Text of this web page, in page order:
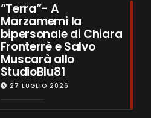
“Terra”- A
Marzamemi la
bipersonale di Chiara
Fronterrè e Salvo
Muscarà allo
StudioBlu81
27 LUGLIO 2026